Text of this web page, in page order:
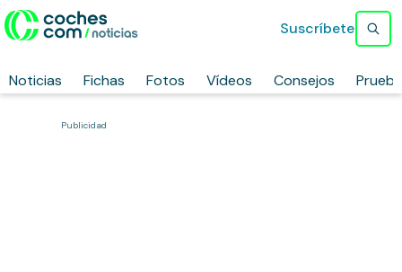
Noticias Fichas Fotos Vídeos Consejos
Suscríbete
Publicidad